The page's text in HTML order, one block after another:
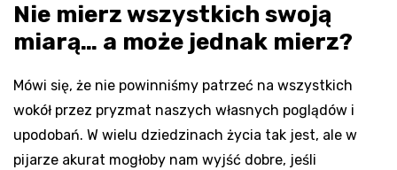
Nie mierz wszystkich swoją
miarą… a może jednak mierz?
Mówi się, że nie powinniśmy patrzeć na wszystkich
wokół przez pryzmat naszych własnych poglądów i
upodobań. W wielu dziedzinach życia tak jest, ale w
pijarze akurat mogłoby nam wyjść dobre, jeśli